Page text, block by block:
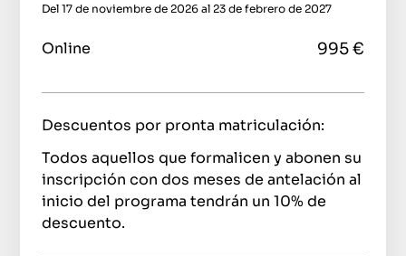
Del 17 de noviembre de 2026 al 23 de febrero de 2027
Online 995 €
Descuentos por pronta matriculación:
Todos aquellos que formalicen y abonen su
inscripción con dos meses de antelación al
inicio del programa tendrán un 10% de
descuento.